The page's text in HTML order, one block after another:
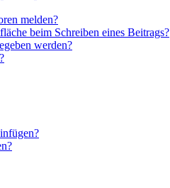
melden?
beim Schreiben eines Beitrags?
werden?